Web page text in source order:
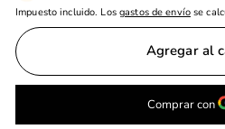
Impuesto incluido. Los gastos de envíose
Agregar al